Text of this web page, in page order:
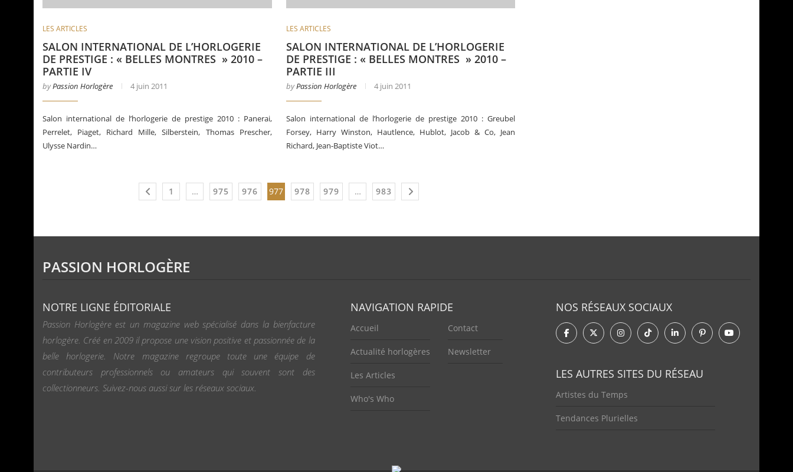
LES ARTICLES
SALON INTERNATIONAL DE L’HORLOGERIE
DE PRESTIGE : « BELLES MONTRES » 2010 –
PARTIE IV
byPassion Horlogère 4 juin 2011
Salon international de l’horlogerie de prestige 2010 : Panerai,
Perrelet, Piaget, Richard Mille, Silberstein, Thomas Prescher,
Ulysse Nardin…
LES ARTICLES
SALON INTERNATIONAL DE L’HORLOGERIE
DE PRESTIGE : « BELLES MONTRES » 2010 –
PARTIE III
byPassion Horlogère 4 juin 2011
Salon international de l’horlogerie de prestige 2010 : Greubel
Forsey, Harry Winston, Hautlence, Hublot, Jacob & Co, Jean
Richard, Jean-Baptiste Viot…
1 … 975 976 977 978 979 … 983
PASSION HORLOGÈRE
NOTRE LIGNE ÉDITORIALE
Passion Horlogère est un magazine web spécialisé dans la bienfacture
horlogère. Créé en 2009 il propose une vision positive et passionnée de la
belle horlogerie. Notre magazine regroupe toute une équipe de
contributeurs professionnels ou amateurs qui souvent sont des
collectionneurs. Suivez-nous aussi sur les réseaux sociaux.
NAVIGATION RAPIDE
Accueil
Actualité horlogères
Les Articles
Who's Who
Contact
Newsletter
NOS RÉSEAUX SOCIAUX
LES AUTRES SITES DU RÉSEAU
Artistes du Temps
Tendances Plurielles